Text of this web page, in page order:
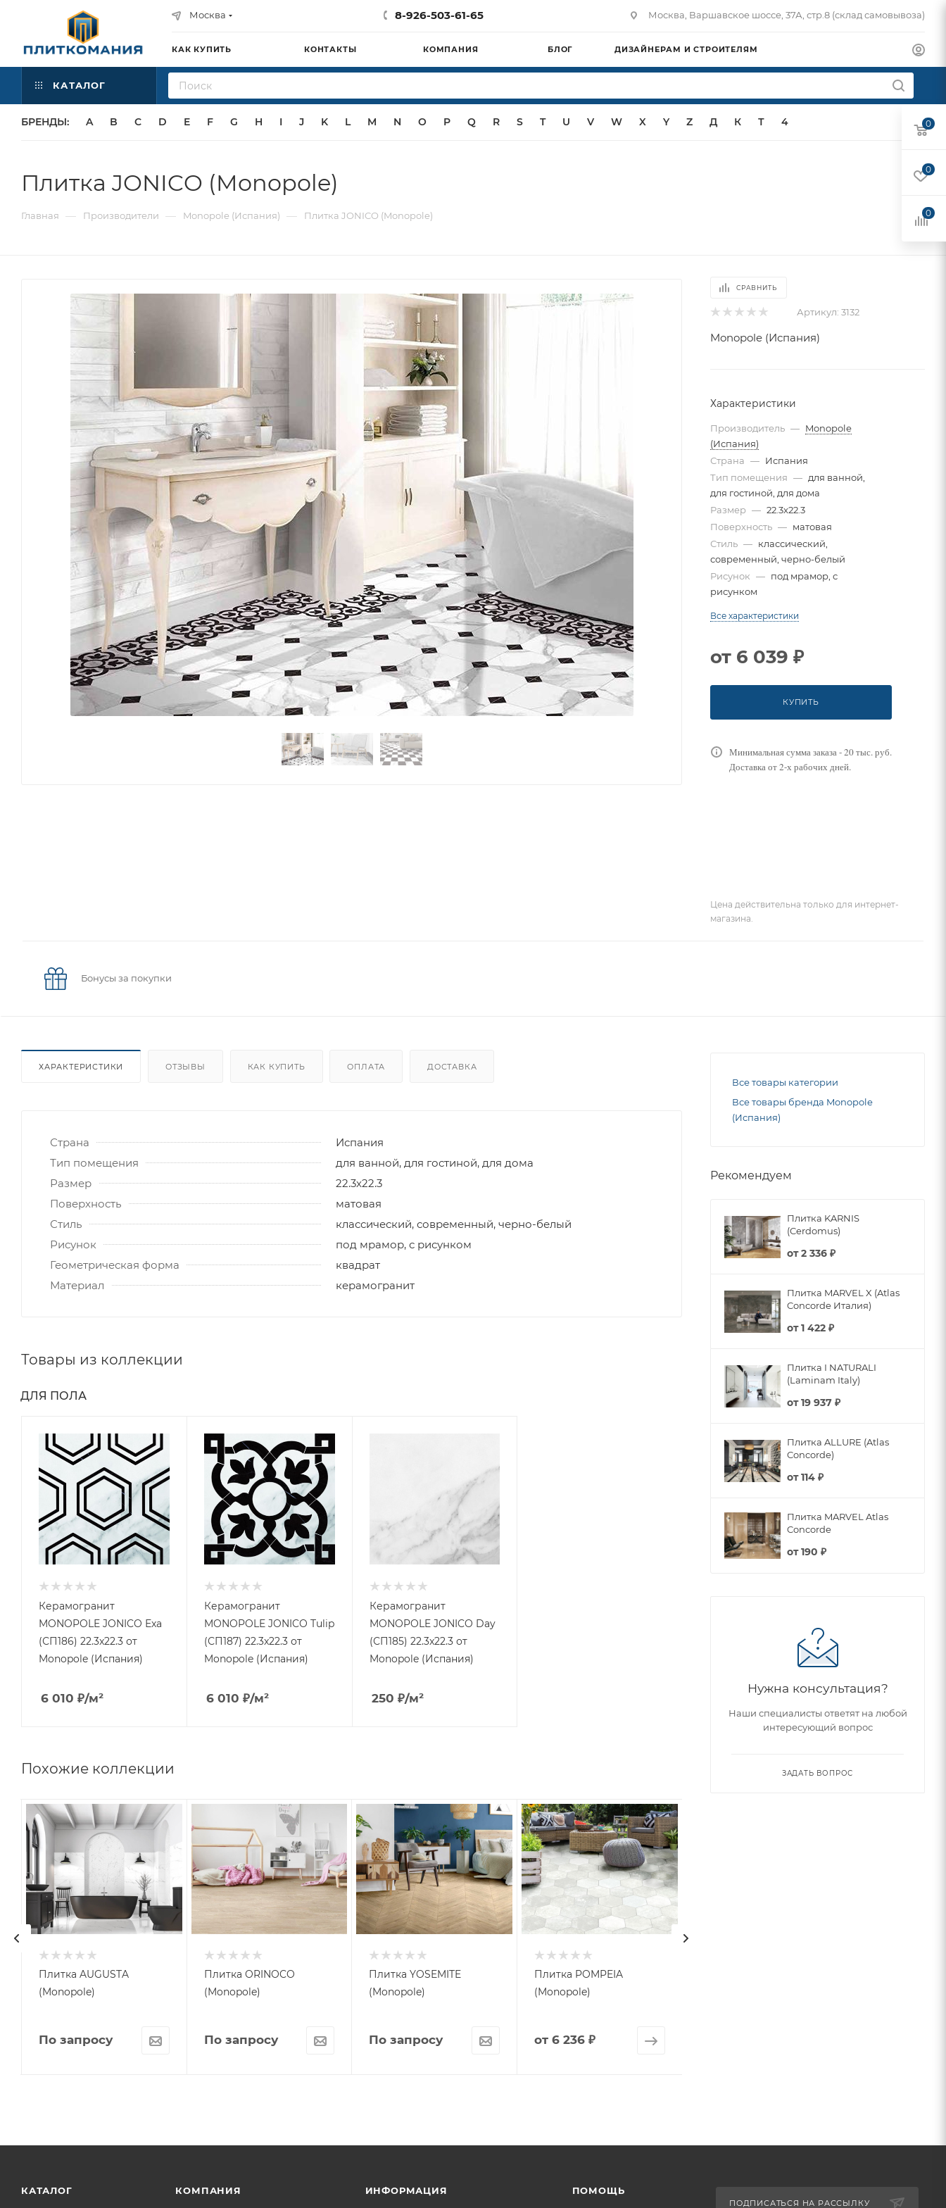
Москва 8-926-503-61-65 Москва, Варшавское шоссе, 37А, стр.8 (склад самовывоза)
КАК КУПИТЬ КОНТАКТЫ КОМПАНИЯ БЛОГ ДИЗАЙНЕРАМ И СТРОИТЕЛЯМ
КАТАЛОГ
БРЕНДЫ: A B C D E F G H I J K L M N O P Q R S T U V W X Y Z Д К Т 4
Плитка JONICO (Monopole)
Главная — Производители — Monopole (Испания) — Плитка JONICO (Monopole)
СРАВНИТЬ
Артикул: 3132
Monopole (Испания)
Характеристики
Производитель — Monopole
(Испания)
Страна — Испания
Тип помещения — для ванной,
для гостиной, для дома
Размер — 22.3x22.3
Поверхность — матовая
Стиль — классический,
современный, черно-белый
Рисунок — под мрамор, с
рисунком
Все характеристики
от 6 039 ₽
КУПИТЬ
Минимальная сумма заказа - 20 тыс. руб.
Доставка от 2-х рабочих дней.
Цена действительна только для интернет-
магазина.
Бонусы за покупки
ХАРАКТЕРИСТИКИ ОТЗЫВЫ КАК КУПИТЬ ОПЛАТА ДОСТАВКА
Страна
Испания
Тип помещения
для ванной, для гостиной, для дома
Размер
22.3x22.3
Поверхность
матовая
Стиль
классический, современный, черно-белый
Рисунок
под мрамор, с рисунком
Геометрическая форма
квадрат
Материал
керамогранит
Товары из коллекции
ДЛЯ ПОЛА
Керамогранит
MONOPOLE JONICO Еxa
(СП186) 22.3x22.3 от
Monopole (Испания)
6 010 ₽/м²
Керамогранит
MONOPOLE JONICO Tulip
(СП187) 22.3x22.3 от
Monopole (Испания)
6 010 ₽/м²
Керамогранит
MONOPOLE JONICO Day
(СП185) 22.3x22.3 от
Monopole (Испания)
250 ₽/м²
Похожие коллекции
Плитка AUGUSTA
(Monopole)
По запросу
Плитка ORINOCO
(Monopole)
По запросу
Плитка YOSEMITE
(Monopole)
По запросу
Плитка POMPEIA
(Monopole)
от 6 236 ₽
Все товары категории
Все товары бренда Monopole
(Испания)
Рекомендуем
Плитка KARNIS
(Cerdomus)
от2 336 ₽
Плитка MARVEL X (Atlas
Concorde Италия)
от1 422 ₽
Плитка I NATURALI
(Laminam Italy)
от19 937 ₽
Плитка ALLURE (Atlas
Concorde)
от114 ₽
Плитка MARVEL Atlas
Concorde
от190 ₽
Нужна консультация?
Наши специалисты ответят на любой
интересующий вопрос
ЗАДАТЬ ВОПРОС
КАТАЛОГ КОМПАНИЯ ИНФОРМАЦИЯ ПОМОЩЬ
ПОДПИСАТЬСЯ НА РАССЫЛКУ
0
0
0